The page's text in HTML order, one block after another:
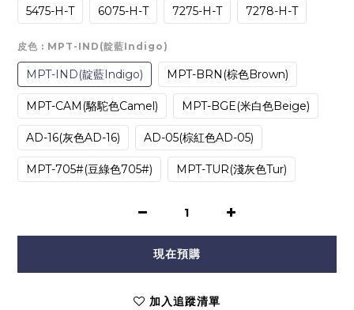
5475-H-T 6075-H-T 7275-H-T 7278-H-T
皮色 : MPT-IND(靛藍Indigo)
MPT-IND(靛藍Indigo) MPT-BRN(棕色Brown)
MPT-CAM(駱駝色Camel) MPT-BGE(米白色Beige)
AD-16(灰色AD-16) AD-05(棕紅色AD-05)
MPT-705#(豆綠色705#) MPT-TUR(淺灰色Tur)
現在預購
加入追蹤清單